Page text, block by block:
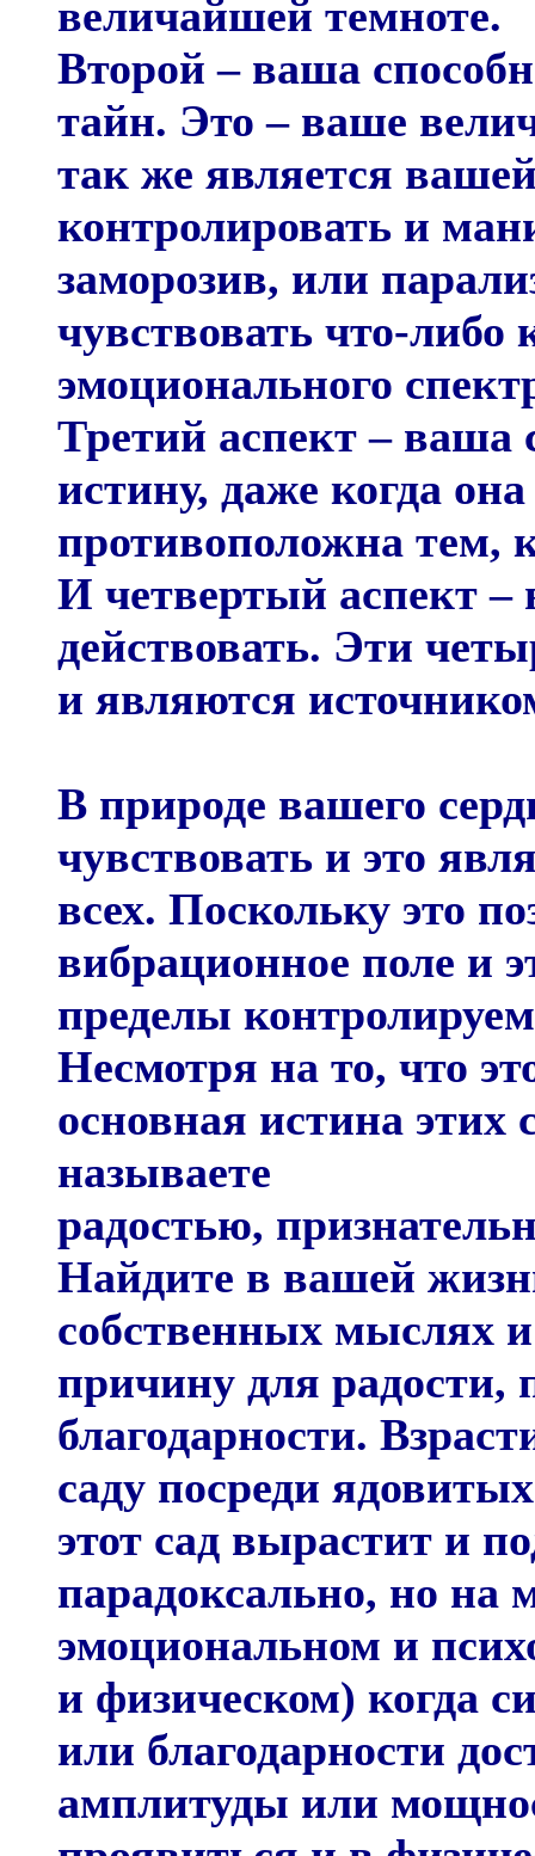
величайшей темноте.
Второй – ваша
тайн. Это – ваше
так же является
контролировать и
заморозив, или
чувствовать что-либо
эмоционального
Третий аспект – ваша
истину, даже когда
противоположна тем,
И четвертый аспект –
действовать. Эти
и являются
В природе вашего
чувствовать и это
всех. Поскольку это
вибрационное поле и
пределы
Несмотря на то, что
основная истина этих
называете
радостью,
Найдите в вашей
собственных мыслях
причину для радости,
благодарности.
саду посреди
этот сад вырастит и
парадоксально, но на
эмоциональном и
и физическом) когда
или благодарности
амплитуды или